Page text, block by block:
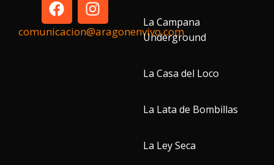
comunicacion@aragonenvivo.com
La Campana
Underground
La Casa del Loco
La Lata de Bombillas
La Ley Seca